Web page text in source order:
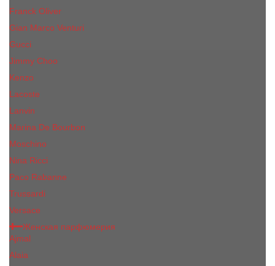
Franck Oliver
Gian Marco Venturi
Gucci
Jimmy Choo
Kenzo
Lacoste
Lanvin
Marina De Bourbon
Moschino
Nina Ricci
Paco Rabanne
Trussardi
Versace
Женская парфюмерия
Ajmal
Alaia